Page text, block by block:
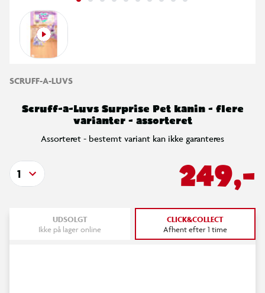
SCRUFF-A-LUVS
Scruff-a-Luvs Surprise Pet kanin - flere
varianter - assorteret
Assorteret - bestemt variant kan ikke garanteres
249,-
1
UDSOLGT
Ikke på lager online
CLICK&COLLECT
Afhent efter 1 time